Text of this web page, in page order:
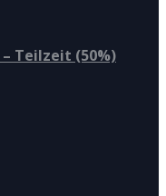
Teilzeit (50%)